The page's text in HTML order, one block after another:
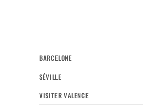
BARCELONE
SÉVILLE
VISITER VALENCE